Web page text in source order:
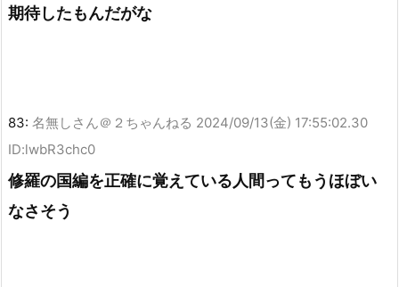
期待したもんだがな
83: 名無しさん＠２ちゃんねる 2024/09/13(金) 17:55:02.30
ID:lwbR3chc0
修羅の国編を正確に覚えている人間ってもうほぼい
なさそう